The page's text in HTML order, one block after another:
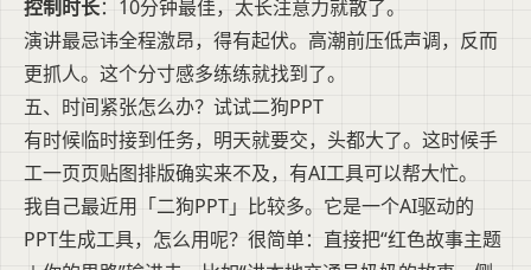
控制时长：10分钟最佳，太长注意力就散了。
演讲最忌讳全程激昂，得有起伏。高潮前压低声调，反而
更抓人。这个分寸感多练练就找到了。
五、时间紧张怎么办？试试二狗PPT
有时候临时接到任务，明天就要交，头都大了。这时候手
工一页页贴图排版确实来不及，有AI工具可以帮大忙。
我自己最近用「二狗PPT」比较多。它是一个AI驱动的
PPT生成工具，怎么用呢？很简单：直接把“红色故事主题